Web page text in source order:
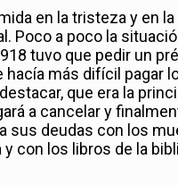
en la tristeza y en
Poco a poco la
tuvo que pedir un
hacía más difícil
que era la
a cancelar y
sus deudas con los
y con los libros de la